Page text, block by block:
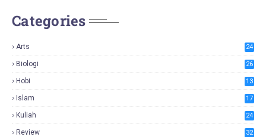
Categories
Arts 24
Biologi 26
Hobi 13
Islam 17
Kuliah 24
Review 32